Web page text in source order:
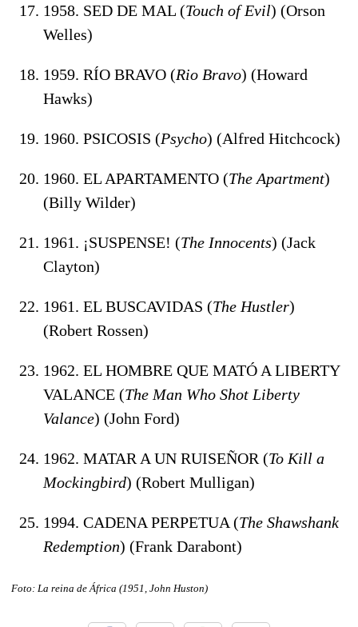
1958. SED DE MAL (Touch of Evil) (Orson
Welles)
1959. RÍO BRAVO (Rio Bravo) (Howard
Hawks)
1960. PSICOSIS (Psycho) (Alfred Hitchcock)
1960. EL APARTAMENTO (The Apartment)
(Billy Wilder)
1961. ¡SUSPENSE! (The Innocents) (Jack
Clayton)
1961. EL BUSCAVIDAS (The Hustler)
(Robert Rossen)
1962. EL HOMBRE QUE MATÓ A LIBERTY
VALANCE (The Man Who Shot Liberty
Valance) (John Ford)
1962. MATAR A UN RUISEÑOR (To Kill a
Mockingbird) (Robert Mulligan)
1994. CADENA PERPETUA (The Shawshank
Redemption) (Frank Darabont)
Foto: La reina de África (1951, John Huston)